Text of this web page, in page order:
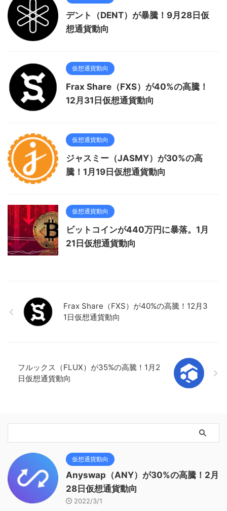
デント（DENT）が暴騰！9月28日仮
想通貨動向
仮想通貨動向
Frax Share（FXS）が40%の高騰！
12月31日仮想通貨動向
仮想通貨動向
ジャスミー（JASMY）が30%の高
騰！1月19日仮想通貨動向
仮想通貨動向
ビットコインが440万円に暴落。1月
21日仮想通貨動向
Frax Share（FXS）が40%の高騰！12月3
1日仮想通貨動向
フルックス（FLUX）が35%の高騰！1月2
日仮想通貨動向
仮想通貨動向
Anyswap（ANY）が30%の高騰！2月
28日仮想通貨動向
2022/3/1